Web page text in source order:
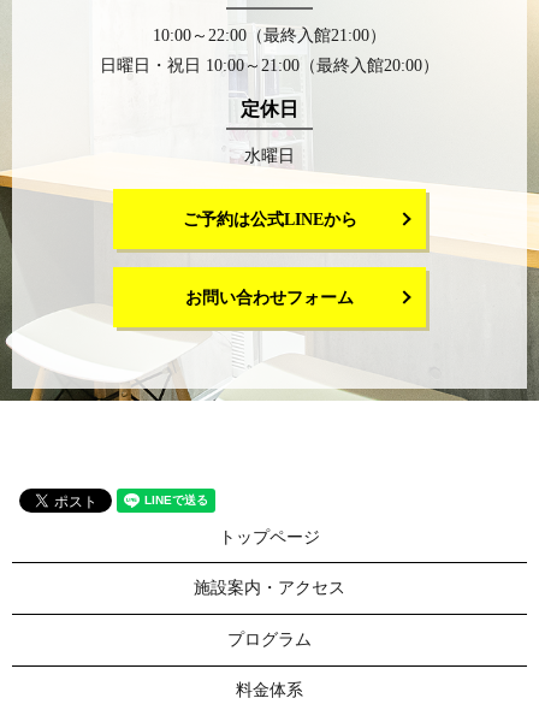
10:00～22:00（最終入館21:00）
日曜日・祝日 10:00～21:00（最終入館20:00）
定休日
水曜日
ご予約は公式LINEから
お問い合わせフォーム
トップページ
施設案内・アクセス
プログラム
料金体系